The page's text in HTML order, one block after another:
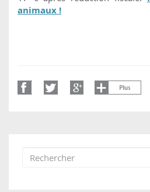
animaux !
Formulaire de